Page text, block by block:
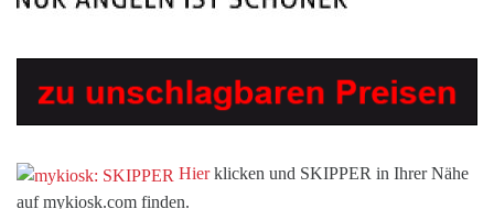
Hierklicken und SKIPPER in Ihrer Nähe
auf mykiosk.com finden.